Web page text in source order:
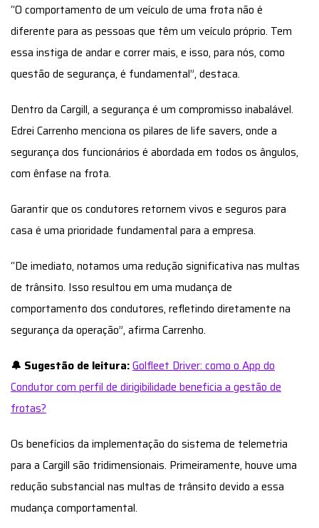
“O comportamento de um veículo de uma frota não é
diferente para as pessoas que têm um veículo próprio. Tem
essa instiga de andar e correr mais, e isso, para nós, como
questão de segurança, é fundamental”, destaca.
Dentro da Cargill, a segurança é um compromisso inabalável.
Edrei Carrenho menciona os pilares de life savers, onde a
segurança dos funcionários é abordada em todos os ângulos,
com ênfase na frota.
Garantir que os condutores retornem vivos e seguros para
casa é uma prioridade fundamental para a empresa.
“De imediato, notamos uma redução significativa nas multas
de trânsito. Isso resultou em uma mudança de
comportamento dos condutores, refletindo diretamente na
segurança da operação”, afirma Carrenho.
🔔 Sugestão de leitura:Golfleet Driver: como o App do
Condutor com perfil de dirigibilidade beneficia a gestão de
frotas?
Os benefícios da implementação do sistema de telemetria
para a Cargill são tridimensionais. Primeiramente, houve uma
redução substancial nas multas de trânsito devido a essa
mudança comportamental.